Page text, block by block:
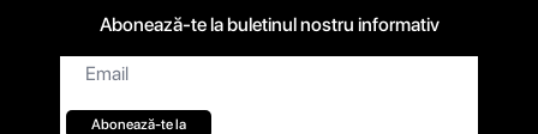
Abonează-te la buletinul nostru informativ
Email*
Abonează-te la